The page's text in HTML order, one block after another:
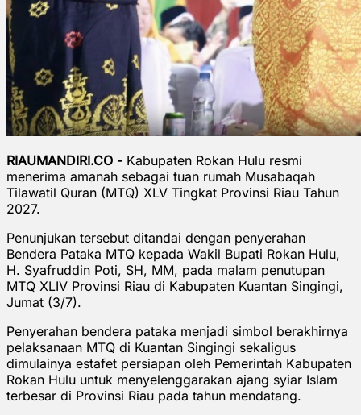
RIAUMANDIRI.CO - Kabupaten Rokan Hulu resmi
menerima amanah sebagai tuan rumah Musabaqah
Tilawatil Quran (MTQ) XLV Tingkat Provinsi Riau Tahun
2027.
Penunjukan tersebut ditandai dengan penyerahan
Bendera Pataka MTQ kepada Wakil Bupati Rokan Hulu,
H. Syafruddin Poti, SH, MM, pada malam penutupan
MTQ XLIV Provinsi Riau di Kabupaten Kuantan Singingi,
Jumat (3/7).
Penyerahan bendera pataka menjadi simbol berakhirnya
pelaksanaan MTQ di Kuantan Singingi sekaligus
dimulainya estafet persiapan oleh Pemerintah Kabupaten
Rokan Hulu untuk menyelenggarakan ajang syiar Islam
terbesar di Provinsi Riau pada tahun mendatang.